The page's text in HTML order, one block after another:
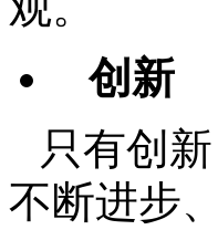
创新
只有创
不断进步